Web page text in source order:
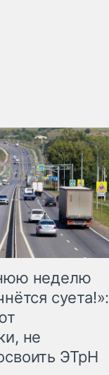
неделю
суета!»:
не
ЭТрН